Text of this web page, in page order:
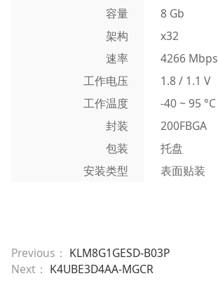
容量
8 Gb
架构
x32
速率
4266 Mbps
工作电压
1.8 / 1.1 V
工作温度
-40 ~ 95 °C
封装
200FBGA
包装
托盘
安装类型
表面贴装
Previous： KLM8G1GESD-B03P
Next： K4UBE3D4AA-MGCR